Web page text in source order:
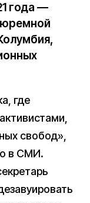
года —
где
свобод»,
в СМИ.